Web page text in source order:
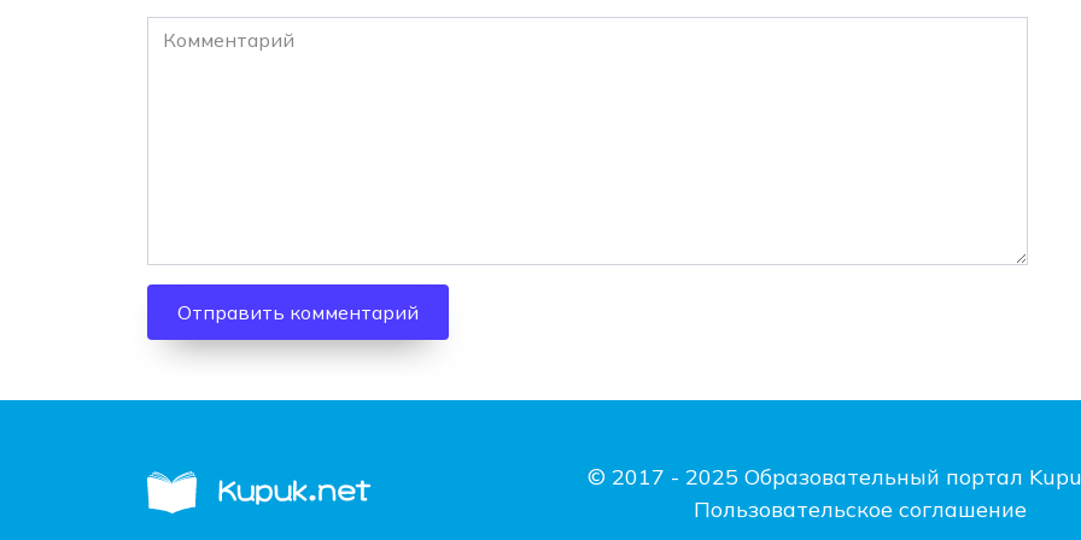
Комментарий
© 2017 - 2025 Образовательный портал
Пользовательское соглашение